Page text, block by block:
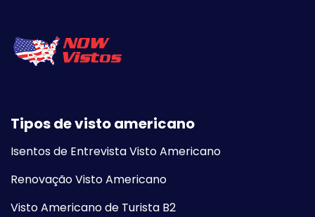
Tipos de visto americano
Isentos de Entrevista Visto Americano
Renovação Visto Americano
Visto Americano de Turista B2